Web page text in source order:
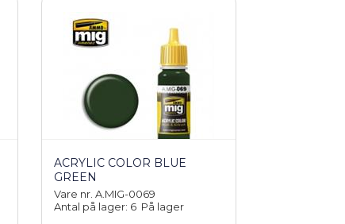
ACRYLIC COLOR BLUE
GREEN
Vare nr. A.MIG-0069
Antal på lager: 6 På lager